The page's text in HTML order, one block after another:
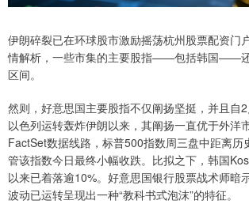
伊朗碎裂已在环球股市激励摇荡杭州股票配资门
情解析，一些市集的主要股指——包括韩国——
区间。
然则，好意思国主要股指不仅阐扬坚挺，并且自
以色列运转轰炸伊朗以来，其阐扬一直优于外洋
FactSet数据线路，标普500指数周三盘中距离历
管该指数今日最终小幅收跌。比拟之下，韩国
以来已着落逾10%。好意思国银行股票战术师暗
波动已运转呈现出一种“教科书式泡沫”的特征。